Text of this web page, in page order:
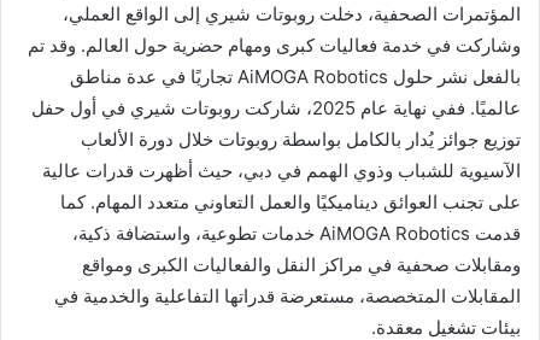
المؤتمرات الصحفية، دخلت روبوتات شيري إلى الواقع العملي،
وشاركت في خدمة فعاليات كبرى ومهام حضرية حول العالم. وقد تم
بالفعل نشر حلول AiMOGA Robotics تجاريًا في عدة مناطق
عالميًا. ففي نهاية عام 2025، شاركت روبوتات شيري في أول حفل
توزيع جوائز يُدار بالكامل بواسطة روبوتات خلال دورة الألعاب
الآسيوية للشباب وذوي الهمم في دبي، حيث أظهرت قدرات عالية
على تجنب العوائق ديناميكيًا والعمل التعاوني متعدد المهام. كما
قدمت AiMOGA Robotics خدمات تطوعية، واستضافة ذكية،
ومقابلات صحفية في مراكز النقل والفعاليات الكبرى ومواقع
المقابلات المتخصصة، مستعرضة قدراتها التفاعلية والخدمية في
بيئات تشغيل معقدة.